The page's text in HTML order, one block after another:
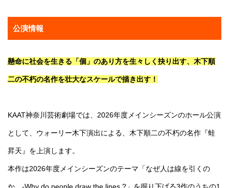
公演情報
懸命に社会を生きる「個」のあり方を生々しく抉り出す、木下順
二の不朽の名作を壮大なスケールで描き出す！
KAAT神奈川芸術劇場では、2026年度メインシーズンのホール公演
として、ウォーリー木下演出による、木下順二の不朽の名作『蛙
昇天』を上演します。
本作は2026年度メインシーズンのテーマ「なぜ人は線を引くの